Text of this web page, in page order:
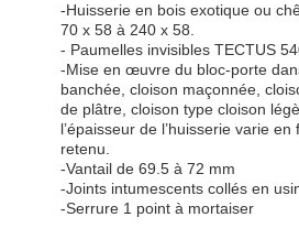
-Huisserie en bois exotique ou
70 x 58 à 240 x 58.
- Paumelles invisibles TECTUS
-Mise en œuvre du bloc-porte
banchée, cloison maçonnée,
de plâtre, cloison type cloison
l’épaisseur de l’huisserie varie
retenu.
-Vantail de 69.5 à 72 mm
-Joints intumescents collés en
-Serrure 1 point à mortaiser